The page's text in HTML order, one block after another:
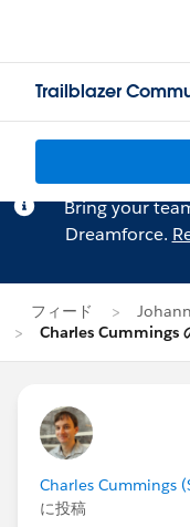
Trailblazer
Bring your
Dreamforce.
フィード
Charles Cummings
Charles Cummings
に投稿